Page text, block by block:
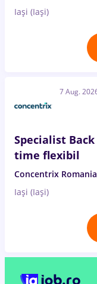
Iași (Iași)
7 Aug.
Specialist
time flexibil
Concentrix Romania
Iași (Iași)